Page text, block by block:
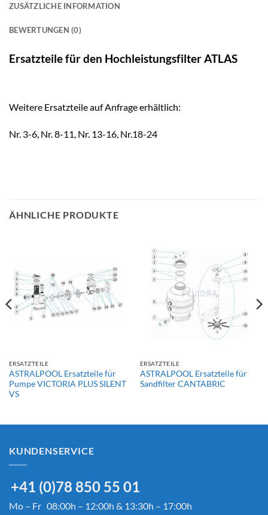
ZUSÄTZLICHE INFORMATION
BEWERTUNGEN (0)
Ersatzteile für den Hochleistungsfilter ATLAS
Weitere Ersatzteile auf Anfrage erhältlich:
Nr. 3-6, Nr. 8-11, Nr. 13-16, Nr.18-24
ÄHNLICHE PRODUKTE
ERSATZTEILE
ASTRALPOOL Ersatzteile für
Pumpe VICTORIA PLUS SILENT
VS
ERSATZTEILE
ASTRALPOOL Ersatzteile für
Sandfilter CANTABRIC
KUNDENSERVICE
+41 (0)78 850 55 01
Mo – Fr 08:00h – 12:00h & 13:30h – 17:00h